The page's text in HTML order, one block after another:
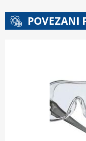
POVEZANI